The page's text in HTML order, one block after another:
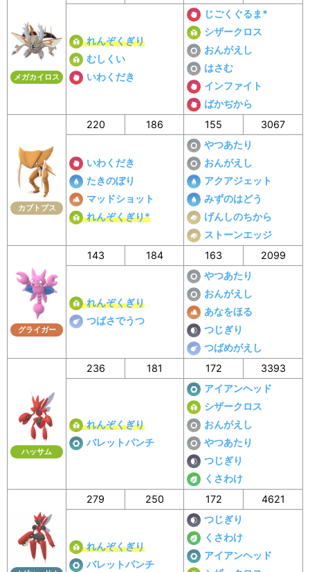
メガカイロス
れんぞくぎり
むしくい
いわくだき
じごくぐるま*
シザークロス
おんがえし
はさむ
インファイト
ばかぢから
カブトプス
220 186 155 3067
いわくだき
たきのぼり
マッドショット
れんぞくぎり*
やつあたり
おんがえし
アクアジェット
みずのはどう
げんしのちから
ストーンエッジ
グライガー
143 184 163 2099
れんぞくぎり
つばさでうつ
やつあたり
おんがえし
あなをほる
つじぎり
つばめがえし
ハッサム
236 181 172 3393
れんぞくぎり
バレットパンチ
アイアンヘッド
シザークロス
おんがえし
やつあたり
つじぎり
くさわけ
279 250 172 4621
れんぞくぎり
バレットパンチ
つじぎり
くさわけ
アイアンヘッド